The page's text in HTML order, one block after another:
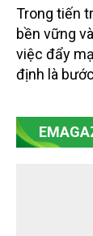
Trong tiến
bền vững
việc đẩy
định là
mạnh mẽ,
minh bạch